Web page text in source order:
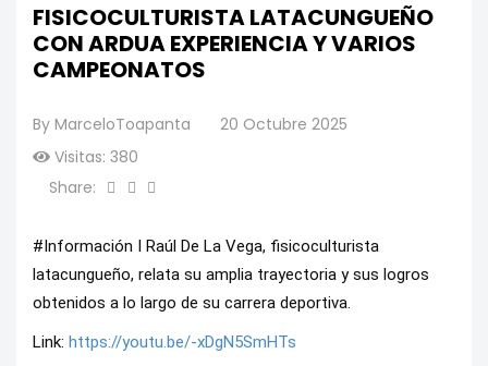
FISICOCULTURISTA LATACUNGUEÑO
CON ARDUA EXPERIENCIA Y VARIOS
CAMPEONATOS
By MarceloToapanta
20 Octubre 2025
Visitas: 380
Share:
#Información I Raúl De La Vega, fisicoculturista
latacungueño, relata su amplia trayectoria y sus logros
obtenidos a lo largo de su carrera deportiva.
Link: https://youtu.be/-xDgN5SmHTs